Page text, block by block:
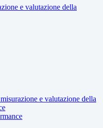
e valutazione della
e valutazione della